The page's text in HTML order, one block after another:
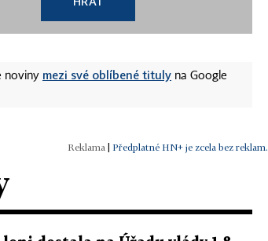
noviny mezi své oblíbené tituly na Google
| Předplatné HN+ je zcela bez reklam.